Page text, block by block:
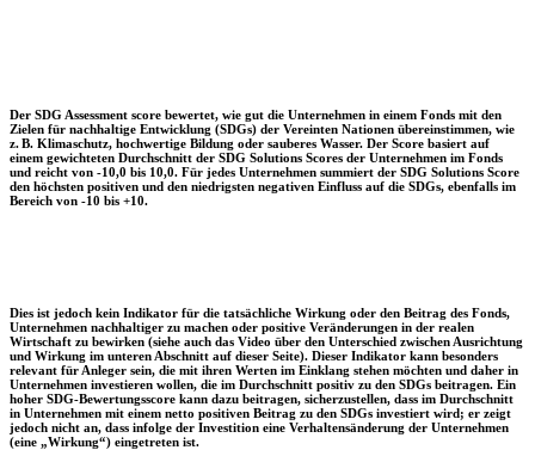
Der SDG Assessment score bewertet, wie gut die Unternehmen in einem Fonds mit den
Zielen für nachhaltige Entwicklung (SDGs) der Vereinten Nationen übereinstimmen, wie
z. B. Klimaschutz, hochwertige Bildung oder sauberes Wasser. Der Score basiert auf
einem gewichteten Durchschnitt der SDG Solutions Scores der Unternehmen im Fonds
und reicht von -10,0 bis 10,0. Für jedes Unternehmen summiert der SDG Solutions Score
den höchsten positiven und den niedrigsten negativen Einfluss auf die SDGs, ebenfalls im
Bereich von -10 bis +10.
Dies ist jedoch kein Indikator für die tatsächliche Wirkung oder den Beitrag des Fonds,
Unternehmen nachhaltiger zu machen oder positive Veränderungen in der realen
Wirtschaft zu bewirken (siehe auch das Video über den Unterschied zwischen Ausrichtung
und Wirkung im unteren Abschnitt auf dieser Seite). Dieser Indikator kann besonders
relevant für Anleger sein, die mit ihren Werten im Einklang stehen möchten und daher in
Unternehmen investieren wollen, die im Durchschnitt positiv zu den SDGs beitragen. Ein
hoher SDG-Bewertungsscore kann dazu beitragen, sicherzustellen, dass im Durchschnitt
in Unternehmen mit einem netto positiven Beitrag zu den SDGs investiert wird; er zeigt
jedoch nicht an, dass infolge der Investition eine Verhaltensänderung der Unternehmen
(eine „Wirkung“) eingetreten ist.